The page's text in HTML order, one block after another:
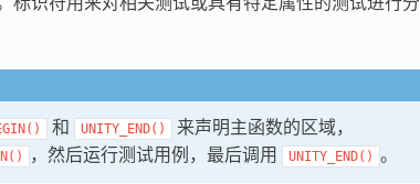
和 UNITY_END() 来声明主函数的区域，
，然后运行测试用例，最后调用 UNITY_END() 。